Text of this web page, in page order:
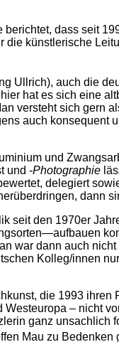
berichtet, dass seit
die künstlerische
Ullrich), auch die
hat es sich eine
versteht sich gern
auch konsequent
und
und -Photographie
delegiert
dann
seit den 1970er
war dann auch
Kolleg/innen
die 1993 ihren
– nicht
ganz unsachlich
Mau zu Bedenken